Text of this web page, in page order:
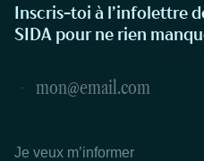
Inscris-toi à l’infolettre
SIDA pour ne rien
Je veux m’informer